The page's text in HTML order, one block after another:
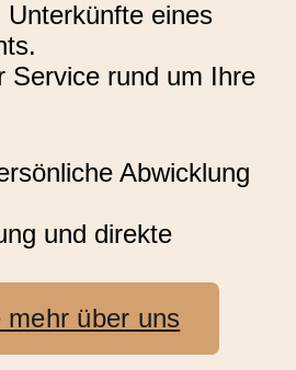
Unterkünfte eines
Service rund um Ihre
Abwicklung
und direkte
mehr über uns